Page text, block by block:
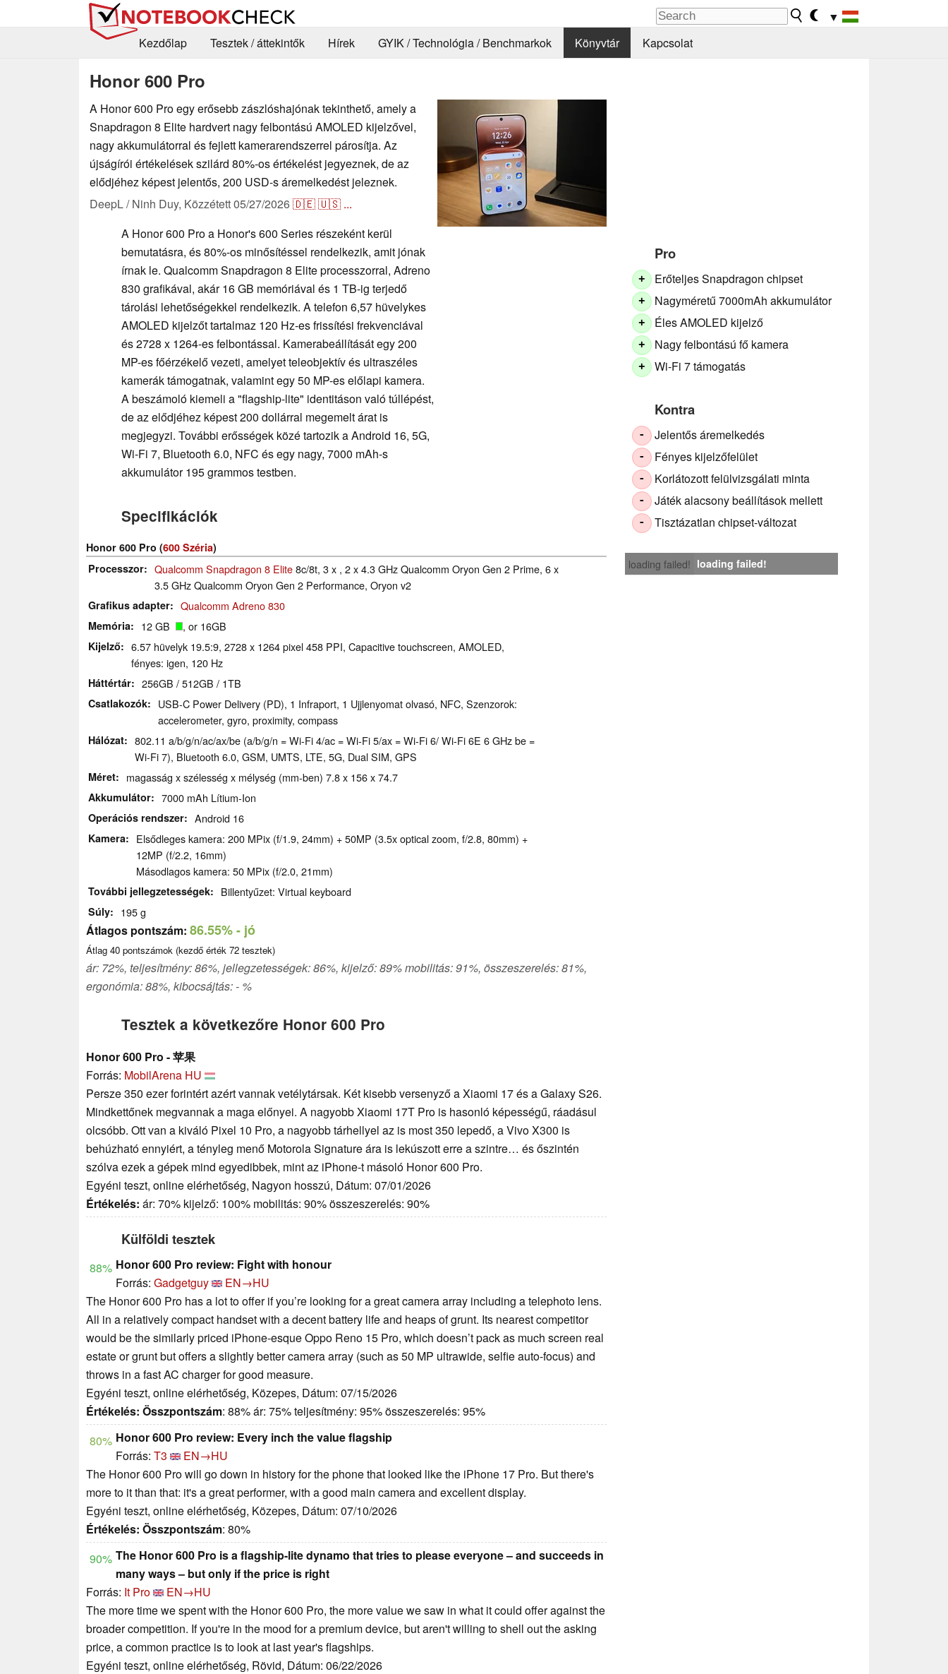
▼
Kezdőlap
Tesztek / áttekintők Hírek GYIK / Technológia / Benchmarkok Könyvtár Kapcsolat
Honor 600 Pro
A Honor 600 Pro egy erősebb zászlóshajónak tekinthető, amely a
Snapdragon 8 Elite hardvert nagy felbontású AMOLED kijelzővel,
nagy akkumulátorral és fejlett kamerarendszerrel párosítja. Az
újságírói értékelések szilárd 80%-os értékelést jegyeznek, de az
elődjéhez képest jelentős, 200 USD-s áremelkedést jeleznek.
DeepL / Ninh Duy, Közzétett05/27/2026🇩🇪🇺🇸 ...
Pro
+ Erőteljes Snapdragon chipset
+ Nagyméretű 7000mAh akkumulátor
+ Éles AMOLED kijelző
+ Nagy felbontású fő kamera
+ Wi-Fi 7 támogatás
Kontra
- Jelentős áremelkedés
- Fényes kijelzőfelület
- Korlátozott felülvizsgálati minta
- Játék alacsony beállítások mellett
- Tisztázatlan chipset-változat
loading failed! loading failed!
A Honor 600 Pro a Honor's 600 Series részeként kerül
bemutatásra, és 80%-os minősítéssel rendelkezik, amit jónak
írnak le. Qualcomm Snapdragon 8 Elite processzorral, Adreno
830 grafikával, akár 16 GB memóriával és 1 TB-ig terjedő
tárolási lehetőségekkel rendelkezik. A telefon 6,57 hüvelykes
AMOLED kijelzőt tartalmaz 120 Hz-es frissítési frekvenciával
és 2728 x 1264-es felbontással. Kamerabeállítását egy 200
MP-es főérzékelő vezeti, amelyet teleobjektív és ultraszéles
kamerák támogatnak, valamint egy 50 MP-es előlapi kamera.
A beszámoló kiemeli a "flagship-lite" identitáson való túllépést,
de az elődjéhez képest 200 dollárral megemelt árat is
megjegyzi. További erősségek közé tartozik a Android 16, 5G,
Wi-Fi 7, Bluetooth 6.0, NFC és egy nagy, 7000 mAh-s
akkumulátor 195 grammos testben.
Specifikációk
Honor 600 Pro (600 Széria)
Processzor
Qualcomm Snapdragon 8 Elite8c/8t, 3 x , 2 x 4.3 GHz Qualcomm Oryon Gen 2 Prime, 6 x
3.5 GHz Qualcomm Oryon Gen 2 Performance, Oryon v2
Grafikus adapter Qualcomm Adreno 830
Memória 12 GB , or 16GB
Kijelző
6.57 hüvelyk 19.5:9, 2728 x 1264 pixel 458 PPI, Capacitive touchscreen, AMOLED,
fényes: igen, 120 Hz
Háttértár 256GB / 512GB / 1TB
Csatlakozók
USB-C Power Delivery (PD), 1 Infraport, 1 Ujjlenyomat olvasó, NFC, Szenzorok:
accelerometer, gyro, proximity, compass
Hálózat
802.11 a/​b/​g/​n/​ac/​ax/​be (a/b/g/n = Wi-Fi 4/ac = Wi-Fi 5/ax = Wi-Fi 6/ Wi-Fi 6E 6 GHz be =
Wi-Fi 7), Bluetooth 6.0, GSM, UMTS, LTE, 5G, Dual SIM, GPS
Méret magasság x szélesség x mélység (mm-ben) 7.8 x 156 x 74.7
Akkumulátor 7000 mAh Lítium-Ion
Operációs rendszer Android 16
Kamera
Elsődleges kamera: 200 MPix (f/1.9, 24mm) + 50MP (3.5x optical zoom, f/2.8, 80mm) +
12MP (f/2.2, 16mm)
Másodlagos kamera: 50 MPix (f/2.0, 21mm)
További jellegzetességek Billentyűzet: Virtual keyboard
Súly 195 g
Átlagos pontszám: 86.55%- jó
Átlag 40 pontszámok (kezdő érték 72 tesztek)
ár: 72%, teljesítmény: 86%, jellegzetességek: 86%, kijelző: 89% mobilitás: 91%, összeszerelés: 81%,
ergonómia: 88%, kibocsájtás: - %
Tesztek a következőre Honor 600 Pro
Honor 600 Pro - 苹果
Forrás: MobilArena HU
Persze 350 ezer forintért azért vannak vetélytársak. Két kisebb versenyző a Xiaomi 17 és a Galaxy S26.
Mindkettőnek megvannak a maga előnyei. A nagyobb Xiaomi 17T Pro is hasonló képességű, ráadásul
olcsóbb. Ott van a kiváló Pixel 10 Pro, a nagyobb tárhellyel az is most 350 lepedő, a Vivo X300 is
behúzható ennyiért, a tényleg menő Motorola Signature ára is lekúszott erre a szintre… és őszintén
szólva ezek a gépek mind egyedibbek, mint az iPhone-t másoló Honor 600 Pro.
Egyéni teszt, online elérhetőség, Nagyon hosszú, Dátum: 07/01/2026
Értékelés: ár: 70% kijelző: 100% mobilitás: 90% összeszerelés: 90%
Külföldi tesztek
88% Honor 600 Pro review: Fight with honour
Forrás: Gadgetguy
EN→HU
The Honor 600 Pro has a lot to offer if you’re looking for a great camera array including a telephoto lens.
All in a relatively compact handset with a decent battery life and heaps of grunt. Its nearest competitor
would be the similarly priced iPhone-esque Oppo Reno 15 Pro, which doesn’t pack as much screen real
estate or grunt but offers a slightly better camera array (such as 50 MP ultrawide, selfie auto-focus) and
throws in a fast AC charger for good measure.
Egyéni teszt, online elérhetőség, Közepes, Dátum: 07/15/2026
Értékelés: Összpontszám: 88% ár: 75% teljesítmény: 95% összeszerelés: 95%
80% Honor 600 Pro review: Every inch the value flagship
Forrás: T3
EN→HU
The Honor 600 Pro will go down in history for the phone that looked like the iPhone 17 Pro. But there's
more to it than that: it's a great performer, with a good main camera and excellent display.
Egyéni teszt, online elérhetőség, Közepes, Dátum: 07/10/2026
Értékelés: Összpontszám: 80%
90% The Honor 600 Pro is a flagship-lite dynamo that tries to please everyone – and succeeds in
many ways – but only if the price is right
Forrás: It Pro
EN→HU
The more time we spent with the Honor 600 Pro, the more value we saw in what it could offer against the
broader competition. If you're in the mood for a premium device, but aren't willing to shell out the asking
price, a common practice is to look at last year's flagships.
Egyéni teszt, online elérhetőség, Rövid, Dátum: 06/22/2026